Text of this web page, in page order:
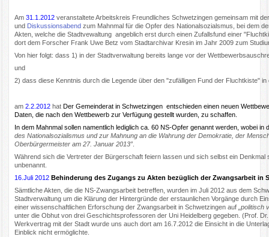
Am31.1.2012 veranstaltete Arbeitskreis Freundliches Schwetzingen gemeinsam mit
und Diskussionsabend zum Mahnmal für die Opfer des Nationalsozialsmus, bei dem
Akten, welche die Stadtvewaltung angeblich erst durch einen Zufallsfund einer
dort dem Forscher Frank Uwe Betz vom Stadtarchivar Kresin im Jahr 2009 zum
Von hier folgt: dass 1) in der Stadtverwaltung bereits lange vor der
und
2) dass diese Kenntnis durch die Legende über den "zufälligen Fund der Fluchtkiste"
am2.2.2012 hatDer Gemeinderat in Schwetzingen entschieden einen neuen
Daten, die nach den Wettbewerb zur Verfügung gestellt wurden, zu schaffen.
In dem Mahnmal sollen namentlich lediglich ca. 60 NS-Opfer genannt werden, wobei
des Nationalsozialismus und zur Mahnung an die Wahrung der Demokratie, der
Oberbürgermeister am 27. Januar 2013”
Während sich die Vertreter der Bürgerschaft feiern lassen und sich selbst ein
unbenannt.
16.Juli 2012Behinderung des Zugangs zu Akten bezüglich der Zwangsarbeit
Sämtliche Akten, die die NS-Zwangsarbeit betreffen, wurden im Juli 2012 aus dem
Stadtverwaltung um die Klärung der Hintergründe der erstaunlichen Vorgänge durch
einer wissenschaftlichen Erforschung der Zwangsarbeit in Schwetzingen auf „politisch
unter die Obhut von drei Geschichtsprofessoren der Uni Heidelberg gegeben. (Prof.
Werkvertrag mit der Stadt wurde uns auch dort am 16.7.2012 die Einsicht in die
Einblick nicht ermöglichte.